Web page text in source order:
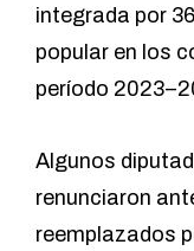
integrada por
popular en los
período
Algunos
renunciaron
reemplazados